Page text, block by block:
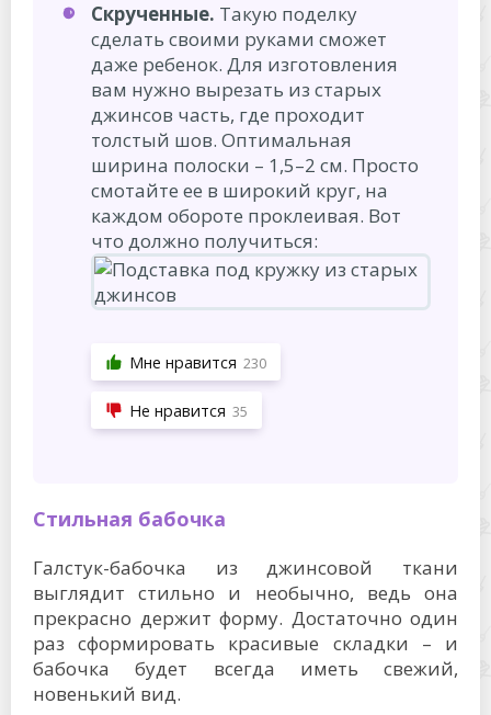
Скрученные. Такую поделку
сделать своими руками сможет
даже ребенок. Для изготовления
вам нужно вырезать из старых
джинсов часть, где проходит
толстый шов. Оптимальная
ширина полоски – 1,5–2 см. Просто
смотайте ее в широкий круг, на
каждом обороте проклеивая. Вот
что должно получиться:
Мне нравится 230
Не нравится 35
Стильная бабочка
Галстук-бабочка из джинсовой ткани
выглядит стильно и необычно, ведь она
прекрасно держит форму. Достаточно один
раз сформировать красивые складки – и
бабочка будет всегда иметь свежий,
новенький вид.